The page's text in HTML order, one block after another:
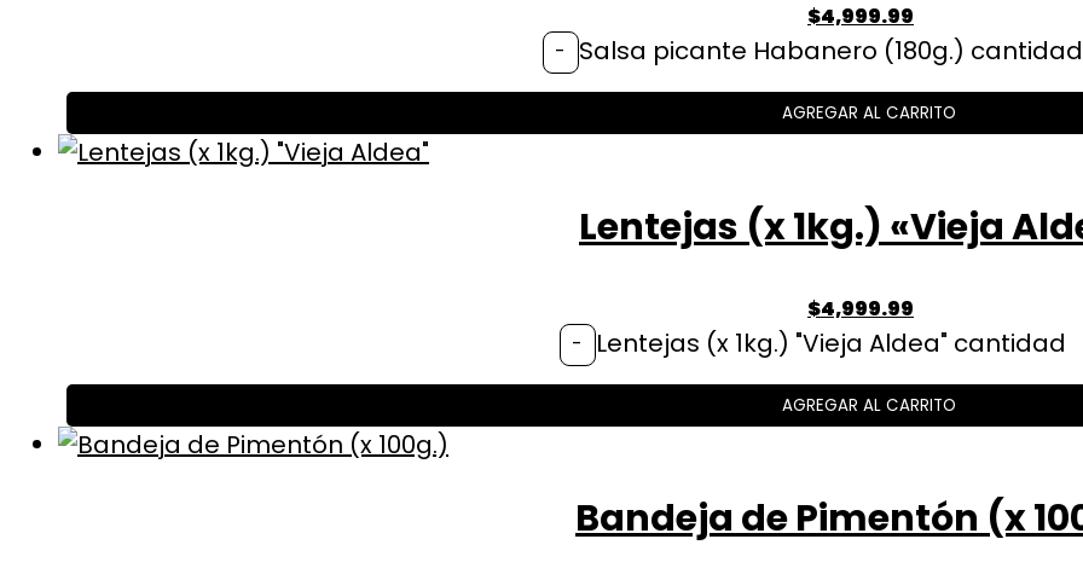
$4,999.99
- Salsa picante Habanero (180g.) cantidad
AGREGAR AL CARRITO
Lentejas (x 1kg.) «Vieja
$4,999.99
- Lentejas (x 1kg.) "Vieja Aldea" cantidad
AGREGAR AL CARRITO
Bandeja de Pimentón (x